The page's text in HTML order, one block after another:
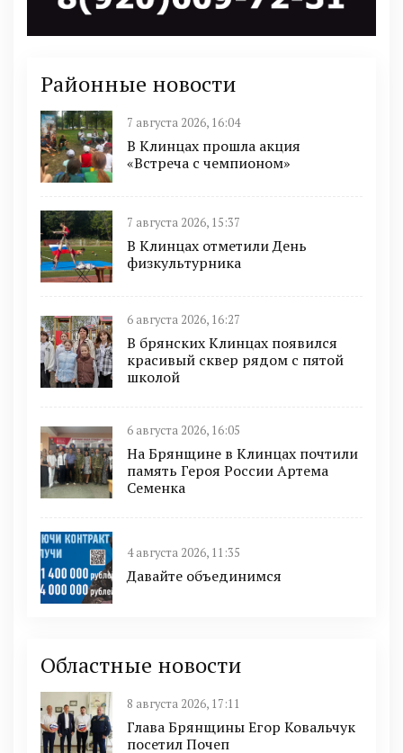
Районные новости
7 августа 2026, 16:04
В Клинцах прошла акция
«Встреча с чемпионом»
7 августа 2026, 15:37
В Клинцах отметили День
физкультурника
6 августа 2026, 16:27
В брянских Клинцах появился
красивый сквер рядом с пятой
школой
6 августа 2026, 16:05
На Брянщине в Клинцах почтили
память Героя России Артема
Семенка
4 августа 2026, 11:35
Давайте объединимся
Областные новости
8 августа 2026, 17:11
Глава Брянщины Егор Ковальчук
посетил Почеп